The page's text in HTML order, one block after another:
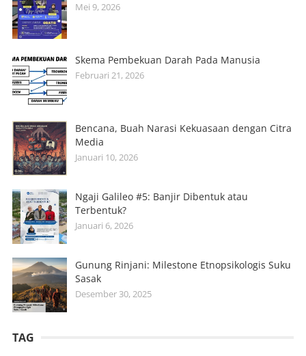
Mei 9, 2026
Skema Pembekuan Darah Pada Manusia
Februari 21, 2026
Bencana, Buah Narasi Kekuasaan dengan Citra
Media
Januari 10, 2026
Ngaji Galileo #5: Banjir Dibentuk atau
Terbentuk?
Januari 6, 2026
Gunung Rinjani: Milestone Etnopsikologis Suku
Sasak
Desember 30, 2025
TAG